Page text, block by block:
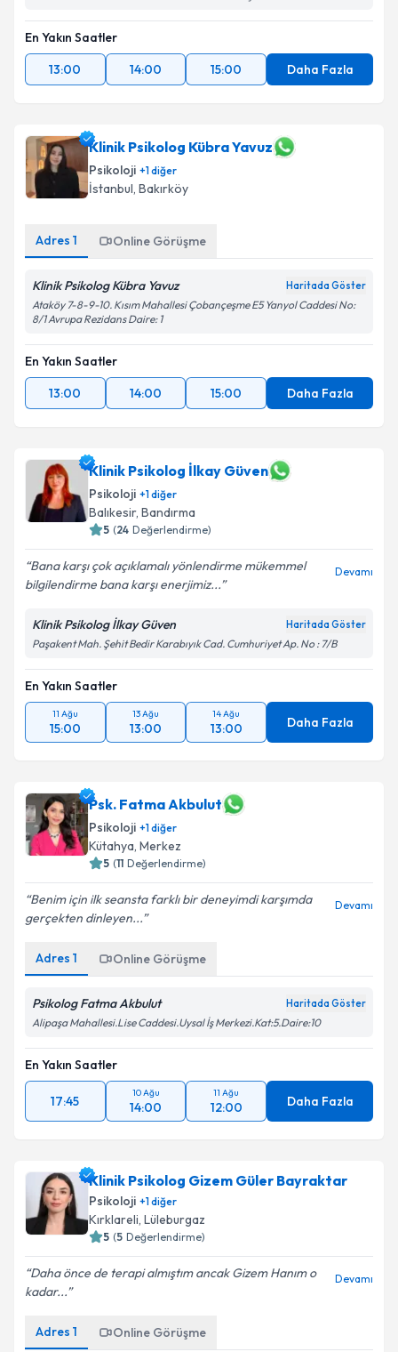
En Yakın Saatler
13:00
14:00 15:00 Daha Fazla
Klinik Psikolog Kübra Yavuz
Psikoloji +1diğer
İstanbul, Bakırköy
Adres 1 Online Görüşme
Klinik Psikolog Kübra Yavuz Haritada Göster
Ataköy 7-8-9-10. Kısım Mahallesi Çobançeşme E5 Yanyol Caddesi No:
8/1 Avrupa Rezidans Daire: 1
En Yakın Saatler
13:00
14:00 15:00 Daha Fazla
Klinik Psikolog İlkay Güven
Psikoloji +1diğer
Balıkesir, Bandırma
5 (24 Değerlendirme)
Bana karşı çok açıklamalı yönlendirme mükemmel
bilgilendirme bana karşı enerjimiz...
Devamı
Klinik Psikolog İlkay Güven Haritada Göster
Paşakent Mah. Şehit Bedir Karabıyık Cad. Cumhuriyet Ap. No : 7/B
En Yakın Saatler
11 Ağu
15:00
13 Ağu
13:00
14 Ağu
13:00 Daha Fazla
Psk. Fatma Akbulut
Psikoloji +1diğer
Kütahya, Merkez
5 (11 Değerlendirme)
Benim için ilk seansta farklı bir deneyimdi karşımda
gerçekten dinleyen...
Devamı
Adres 1 Online Görüşme
Psikolog Fatma Akbulut Haritada Göster
Alipaşa Mahallesi.Lise Caddesi.Uysal İş Merkezi.Kat:5.Daire:10
En Yakın Saatler
17:45
10 Ağu
14:00
11 Ağu
12:00 Daha Fazla
Klinik Psikolog Gizem Güler Bayraktar
Psikoloji +1diğer
Kırklareli, Lüleburgaz
5 (5 Değerlendirme)
Daha önce de terapi almıştım ancak Gizem Hanım o
kadar...
Devamı
Adres 1 Online Görüşme